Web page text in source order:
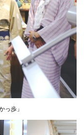
っ歩」